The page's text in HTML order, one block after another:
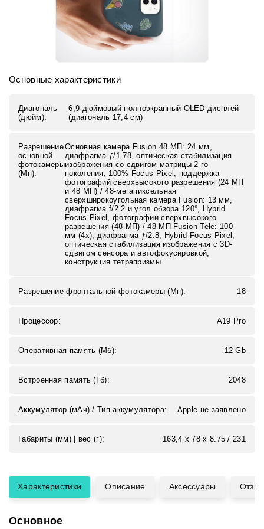
Основные характеристики
Диагональ
(дюйм):
6,9-дюймовый полноэкранный OLED-дисплей
(диагональ 17,4 см)
Разрешение
основной
фотокамеры
(Мп):
Основная камера Fusion 48 МП: 24 мм,
диафрагма ƒ/1.78, оптическая стабилизация
изображения со сдвигом матрицы 2-го
поколения, 100% Focus Pixel, поддержка
фотографий сверхвысокого разрешения (24 МП
и 48 МП) / 48-мегапиксельная
сверхширокоугольная камера Fusion: 13 мм,
диафрагма f/2.2 и угол обзора 120°, Hybrid
Focus Pixel, фотографии сверхвысокого
разрешения (48 МП) / 48 МП Fusion Tele: 100
мм (4x), диафрагма ƒ/2.8, Hybrid Focus Pixel,
оптическая стабилизация изображения с 3D-
сдвигом сенсора и автофокусировкой,
конструкция тетрапризмы
Разрешение фронтальной фотокамеры (Мп): 18
Процессор: A19 Pro
Оперативная память (Мб): 12 Gb
Встроенная память (Гб): 2048
Аккумулятор (мАч) / Тип аккумулятора: Apple не заявлено
Габариты (мм) | вес (г): 163,4 х 78 х 8.75 / 231
Характеристики Описание Аксессуары
Основное